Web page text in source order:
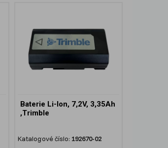
Baterie Li-Ion, 7,2V, 3,35Ah
,Trimble
Katalogové číslo: 192670-02